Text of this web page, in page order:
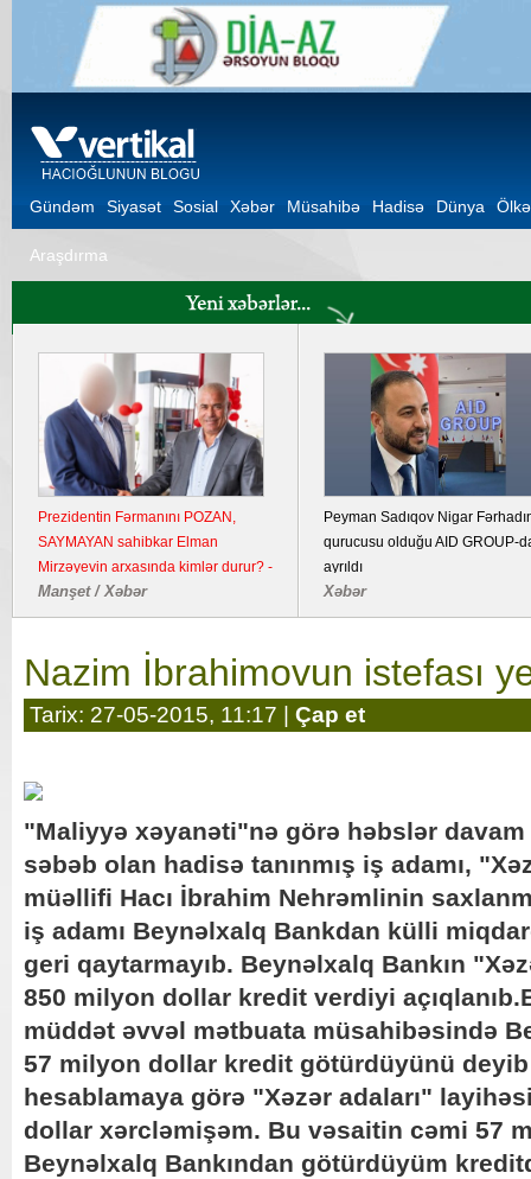
Gündəm Siyasət Sosial Xəbər Müsahibə Hadisə Dünya Ölkə
Araşdırma
Prezidentin Fərmanını POZAN,
SAYMAYAN sahibkar Elman
Mirzəyevin arxasında kimlər durur? -
Kənd təsərrüfatı təyinatlı torpaqda
fəaliyyət göstərən YDM ətrafında
Manşet / Xəbər
Peyman Sadıqov Nigar
qurucusu olduğu AID GROUP-
ayrıldı
Xəbər
Nazim İbrahimovun istefası
Tarix: 27-05-2015, 11:17 | Çap et
"Maliyyə xəyanəti"nə görə həbslər
səbəb olan hadisə tanınmış iş adamı,
müəllifi Hacı İbrahim Nehrəmlinin
iş adamı Beynəlxalq Bankdan külli
geri qaytarmayıb. Beynəlxalq Bankın
850 milyon dollar kredit verdiyi
müddət əvvəl mətbuata müsahibəsində
57 milyon dollar kredit götürdüyünü
hesablamaya görə "Xəzər adaları"
dollar xərcləmişəm. Bu vəsaitin cəmi 57
Beynəlxalq Bankından götürdüyüm